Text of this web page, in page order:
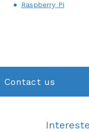
Raspberry Pi
Contact us